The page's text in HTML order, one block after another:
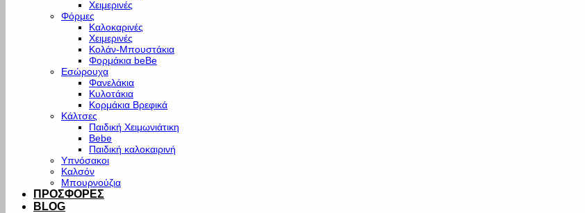
Χειμερινές
Φόρμες
Καλοκαρινές
Χειμερινές
Κολάν-Μπουστάκια
Φορμάκια beBe
Εσώρουχα
Φανελάκια
Κυλοτάκια
Κορμάκια Βρεφικά
Κάλτσες
Παιδική Χειμωνιάτικη
Bebe
Παιδική καλοκαιρινή
Υπνόσακοι
Καλσόν
Μπουρνούζια
ΠΡΟΣΦΟΡΕΣ
BLOG